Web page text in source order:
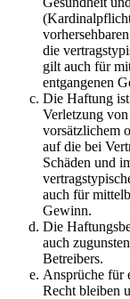
die
gilt auch für
entgangenen
Die Haftung
Verletzung
vorsätzlichem
auf die bei
Schäden und
auch für
Gewinn.
Die
auch
Betreibers.
Ansprüche für
Recht bleiben